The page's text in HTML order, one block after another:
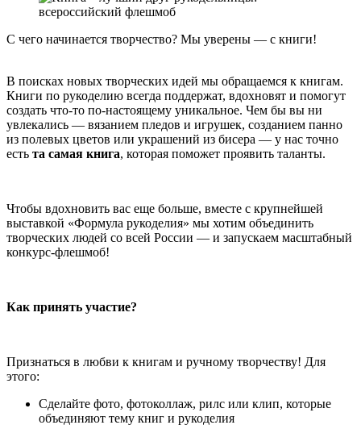
С чего начинается творчество? Мы уверены — с книги!
В поисках новых творческих идей мы обращаемся к книгам.
Книги по рукоделию всегда поддержат, вдохновят и помогут
создать что-то по-настоящему уникальное. Чем бы вы ни
увлекались — вязанием пледов и игрушек, созданием панно
из полевых цветов или украшений из бисера — у нас точно
есть та самая книга, которая поможет проявить таланты.
Чтобы вдохновить вас еще больше, вместе с крупнейшей
выставкой «Формула рукоделия» мы хотим объединить
творческих людей со всей России — и запускаем масштабный
конкурс-флешмоб!
Как принять участие?
Признаться в любви к книгам и ручному творчеству! Для
этого:
Сделайте фото, фотоколлаж, рилс или клип, которые
объединяют тему книг и рукоделия